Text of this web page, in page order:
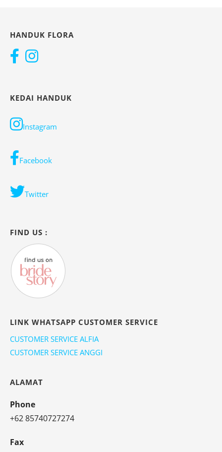
HANDUK FLORA
KEDAI HANDUK
Instagram
Facebook
Twitter
FIND US :
LINK WHATSAPP CUSTOMER SERVICE
CUSTOMER SERVICE ALFIA
CUSTOMER SERVICE ANGGI
ALAMAT
Phone
+62 85740727274
Fax